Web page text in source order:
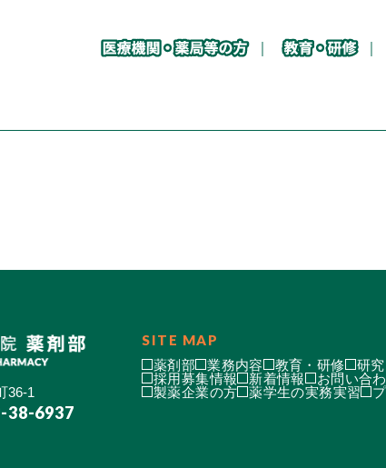
36-1
38-6937
SITE MAP
薬剤部 業務内容 教育・研修 研
採用募集情報
新着情報 お問い合
製薬企業の方
薬学生の実務実習